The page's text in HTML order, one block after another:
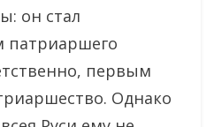
он стал
патриаршего
первым
Однако